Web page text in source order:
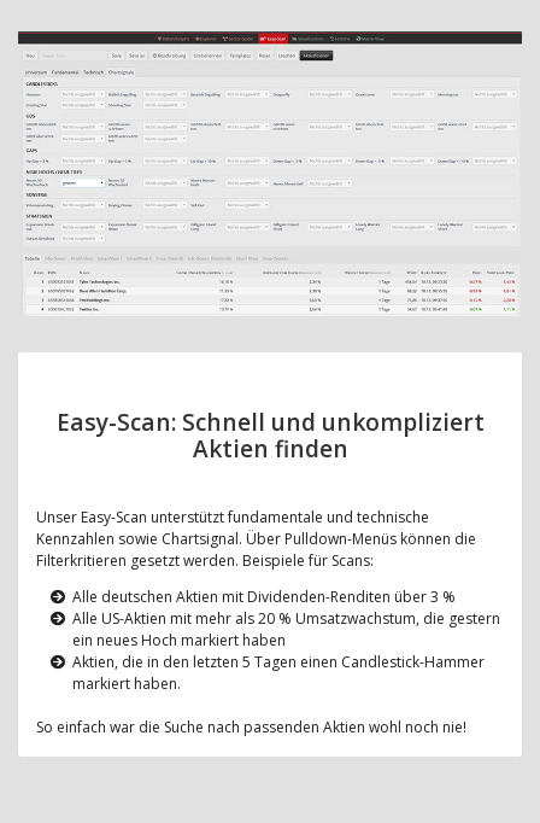
Easy-Scan: Schnell und unkompliziert
Aktien finden
Unser Easy-Scan unterstützt fundamentale und technische
Kennzahlen sowie Chartsignal. Über Pulldown-Menüs können die
Filterkritieren gesetzt werden. Beispiele für Scans:
Alle deutschen Aktien mit Dividenden-Renditen über 3 %
Alle US-Aktien mit mehr als 20 % Umsatzwachstum, die gestern
ein neues Hoch markiert haben
Aktien, die in den letzten 5 Tagen einen Candlestick-Hammer
markiert haben.
So einfach war die Suche nach passenden Aktien wohl noch nie!